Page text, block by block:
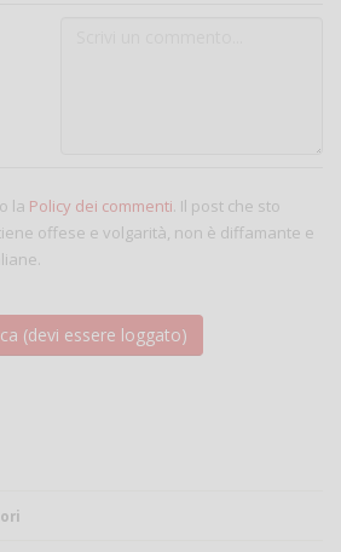
la Policy dei commenti. Il post che sto
offese e volgarità, non è diffamante e